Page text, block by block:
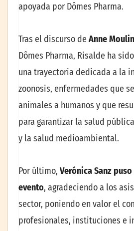
apoyada por Dômes Pharma.
Tras el discurso de Anne Moulin
Dômes Pharma, Risalde ha
una trayectoria dedicada a la
zoonosis, enfermedades que
animales a humanos y que
para garantizar la salud
y la salud medioambiental.
Por último, Verónica Sanz
evento, agradeciendo a los
sector, poniendo en valor el
profesionales, instituciones e